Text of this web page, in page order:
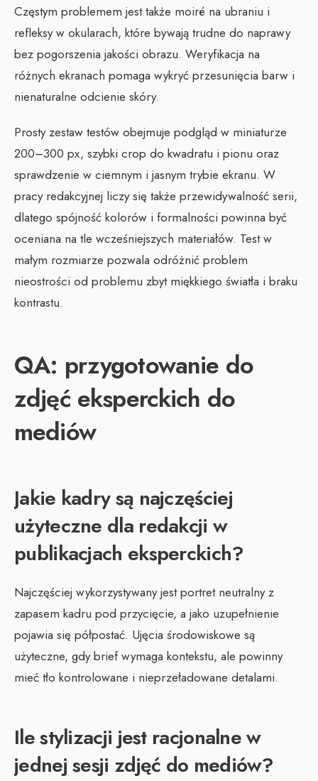
Częstym problemem jest także moiré na ubraniu i
refleksy w okularach, które bywają trudne do naprawy
bez pogorszenia jakości obrazu. Weryfikacja na
różnych ekranach pomaga wykryć przesunięcia barw i
nienaturalne odcienie skóry.
Prosty zestaw testów obejmuje podgląd w miniaturze
200–300 px, szybki crop do kwadratu i pionu oraz
sprawdzenie w ciemnym i jasnym trybie ekranu. W
pracy redakcyjnej liczy się także przewidywalność serii,
dlatego spójność kolorów i formalności powinna być
oceniana na tle wcześniejszych materiałów. Test w
małym rozmiarze pozwala odróżnić problem
nieostrości od problemu zbyt miękkiego światła i braku
kontrastu.
QA: przygotowanie do
zdjęć eksperckich do
mediów
Jakie kadry są najczęściej
użyteczne dla redakcji w
publikacjach eksperckich?
Najczęściej wykorzystywany jest portret neutralny z
zapasem kadru pod przycięcie, a jako uzupełnienie
pojawia się półpostać. Ujęcia środowiskowe są
użyteczne, gdy brief wymaga kontekstu, ale powinny
mieć tło kontrolowane i nieprzeładowane detalami.
Ile stylizacji jest racjonalne w
jednej sesji zdjęć do mediów?